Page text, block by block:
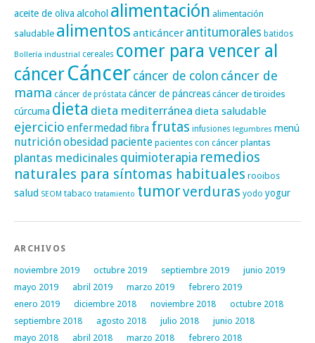
aceite de oliva alcohol alimentación alimentación
saludable alimentos anticáncer antitumorales batidos
Bollería industrial cereales comer para vencer al
cáncerCáncer cáncer de colon cáncer de
mama cáncer de próstata cáncer de páncreascáncer de tiroides
cúrcuma dieta dieta mediterránea dieta saludable
ejercicio enfermedadfibra frutas infusiones legumbres menú
nutriciónobesidad paciente pacientes con cáncer plantas
plantas medicinales quimioterapia remedios
naturales para síntomas habituales rooibos
salud SEOM tabaco tratamiento tumorverduras yodo yogur
ARCHIVOS
noviembre 2019 octubre 2019 septiembre 2019
junio 2019
mayo 2019
abril 2019 marzo 2019
febrero 2019
enero 2019
diciembre 2018 noviembre 2018
octubre 2018
septiembre 2018
agosto 2018 julio 2018
junio 2018
mayo 2018
abril 2018 marzo 2018
febrero 2018